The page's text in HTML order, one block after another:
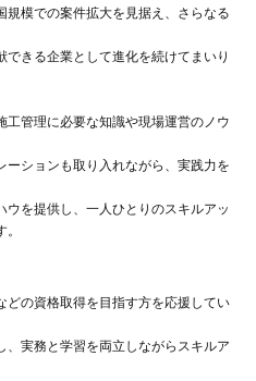
模での案件拡大を見据え、さらなる
きる企業として進化を続けてまいり
工管理に必要な知識や現場運営のノウ
ションも取り入れながら、実践力を
を提供し、一人ひとりのスキルアッ
どの資格取得を目指す方を応援してい
、実務と学習を両立しながらスキルア